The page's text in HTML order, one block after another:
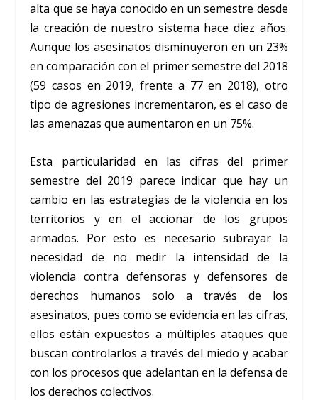
alta que se haya conocido en un semestre desde
la creación de nuestro sistema hace diez años.
Aunque los asesinatos disminuyeron en un 23%
en comparación con el primer semestre del 2018
(59 casos en 2019, frente a 77 en 2018), otro
tipo de agresiones incrementaron, es el caso de
las amenazas que aumentaron en un 75%.
Esta particularidad en las cifras del primer
semestre del 2019 parece indicar que hay un
cambio en las estrategias de la violencia en los
territorios y en el accionar de los grupos
armados. Por esto es necesario subrayar la
necesidad de no medir la intensidad de la
violencia contra defensoras y defensores de
derechos humanos solo a través de los
asesinatos, pues como se evidencia en las cifras,
ellos están expuestos a múltiples ataques que
buscan controlarlos a través del miedo y acabar
con los procesos que adelantan en la defensa de
los derechos colectivos.